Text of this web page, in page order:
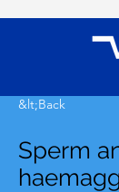
&lt;Back
Sperm